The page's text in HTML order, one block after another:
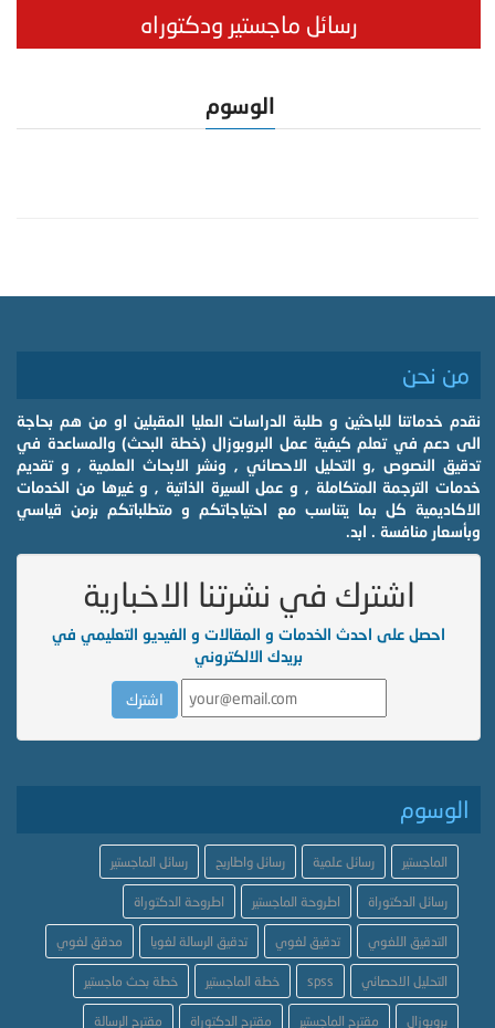
رسائل ماجستير ودكتوراه
الوسوم
من نحن
نقدم خدماتنا للباحثين و طلبة الدراسات العليا المقبلين او من هم بحاجة
الى دعم في تعلم كيفية عمل البروبوزال (خطة البحث) والمساعدة في
تدقيق النصوص ,و التحليل الاحصائي , ونشر الابحاث العلمية , و تقديم
خدمات الترجمة المتكاملة , و عمل السيرة الذاتية , و غيرها من الخدمات
الاكاديمية كل بما يتناسب مع احتياجاتكم و متطلباتكم بزمن قياسي
وبأسعار منافسة . ابد.
اشترك في نشرتنا الاخبارية
احصل على احدث الخدمات و المقالات و الفيديو التعليمي في
بريدك الالكتروني
الوسوم
الماجستير رسائل علمية رسائل واطاريح رسائل الماجستير
رسائل الدكتوراة اطروحة الماجستير اطروحة الدكتوراة
التدقيق اللغوي تدقيق لغوي تدقيق الرسالة لغويا مدقق لغوي
التحليل الاحصائي spss خطة الماجستير خطة بحث ماجستير
بروبوزال مقترح الماجستير مقترح الدكتوراة مقترح الرسالة